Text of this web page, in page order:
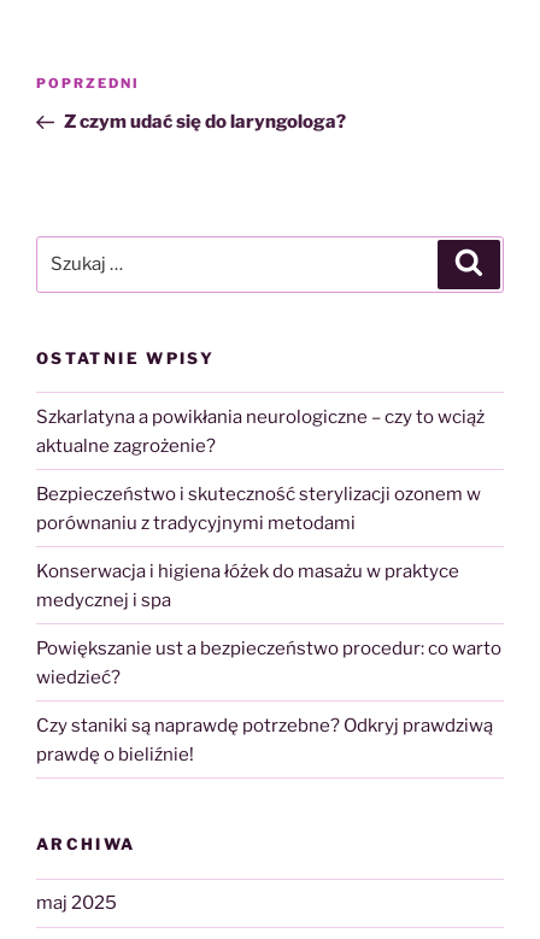
Nawigacja
Poprzedni
wpis
POPRZEDNI
Z czym udać się do laryngologa?
OSTATNIE WPISY
Szkarlatyna a powikłania neurologiczne – czy to wciąż
aktualne zagrożenie?
Bezpieczeństwo i skuteczność sterylizacji ozonem w
porównaniu z tradycyjnymi metodami
Konserwacja i higiena łóżek do masażu w praktyce
medycznej i spa
Powiększanie ust a bezpieczeństwo procedur: co warto
wiedzieć?
Czy staniki są naprawdę potrzebne? Odkryj prawdziwą
prawdę o bieliźnie!
ARCHIWA
maj 2025